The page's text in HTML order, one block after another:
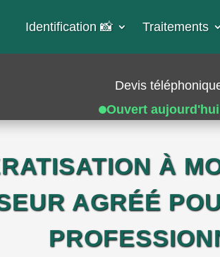
Identification 📸​ Traitements
Devis
Ouvert
À
AGRÉÉ